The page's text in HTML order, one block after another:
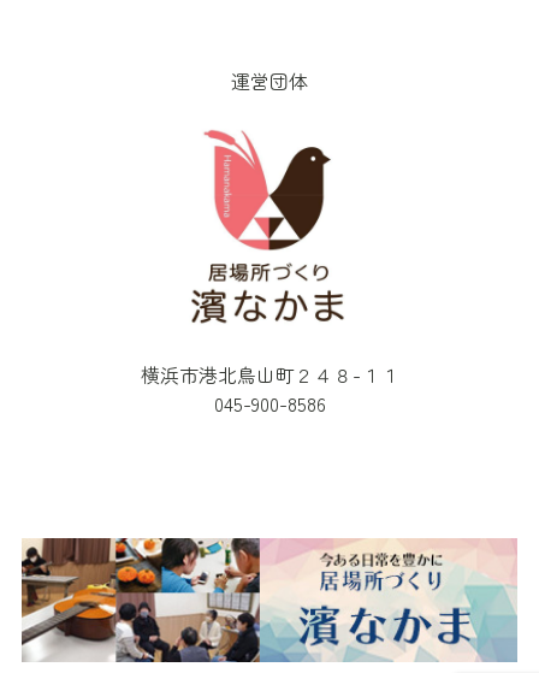
運営団体
横浜市港北鳥山町２４８-１１
045-900-8586